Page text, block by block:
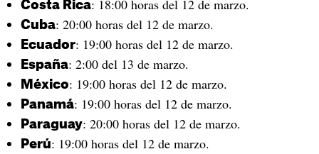
Costa Rica: 18:00 horas del 12 de marzo.
Cuba: 20:00 horas del 12 de marzo.
Ecuador: 19:00 horas del 12 de marzo.
España: 2:00 del 13 de marzo.
México: 19:00 horas del 12 de marzo.
Panamá: 19:00 horas del 12 de marzo.
Paraguay: 20:00 horas del 12 de marzo.
Perú: 19:00 horas del 12 de marzo.